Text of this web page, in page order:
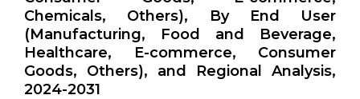
Chemicals, Others), By End User
(Manufacturing, Food and Beverage,
Healthcare, E-commerce, Consumer
Goods, Others), and Regional Analysis,
2024-2031